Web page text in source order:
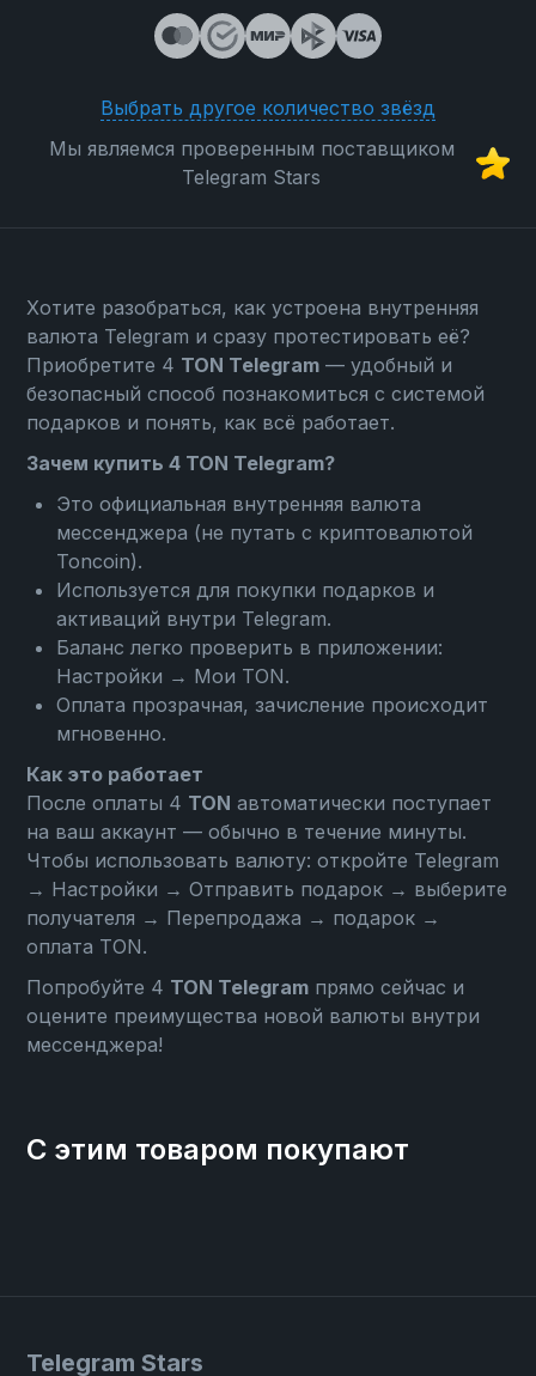
Выбрать другое количество звёзд
Мы являемся проверенным поставщиком
Telegram Stars
Хотите разобраться, как устроена внутренняя
валюта Telegram и сразу протестировать её?
Приобретите 4 TON Telegram — удобный и
безопасный способ познакомиться с системой
подарков и понять, как всё работает.
Зачем купить 4 TON Telegram?
Это официальная внутренняя валюта
мессенджера (не путать с криптовалютой
Toncoin).
Используется для покупки подарков и
активаций внутри Telegram.
Баланс легко проверить в приложении:
Настройки → Мои TON.
Оплата прозрачная, зачисление происходит
мгновенно.
Как это работает
После оплаты 4 TON автоматически поступает
на ваш аккаунт — обычно в течение минуты.
Чтобы использовать валюту: откройте Telegram
→ Настройки → Отправить подарок → выберите
получателя → Перепродажа → подарок →
оплата TON.
Попробуйте 4 TON Telegram прямо сейчас и
оцените преимущества новой валюты внутри
мессенджера!
С этим товаром покупают
Telegram Stars